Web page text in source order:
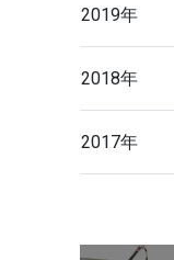
2019年
2018年
2017年